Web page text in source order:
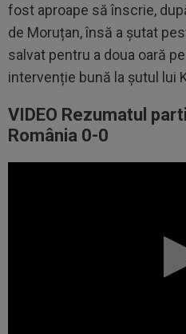
fost aproape să înscrie,
de Moruțan, însă a șutat
salvat pentru a doua oară
intervenție bună la șutul lui
VIDEO Rezumatul
România 0-0